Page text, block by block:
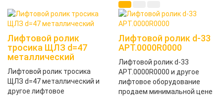
Лифтовой ролик
тросика ЩЛЗ d=47
металлический
Лифтовой ролик тросика
ЩЛЗ d=47 металлический и
другое лифтовое
Лифтовой ролик d-33
APT.0000R0000
Лифтовой ролик d-33
APT.0000R0000 и другое
лифтовое оборудование
продаем минимальной цене